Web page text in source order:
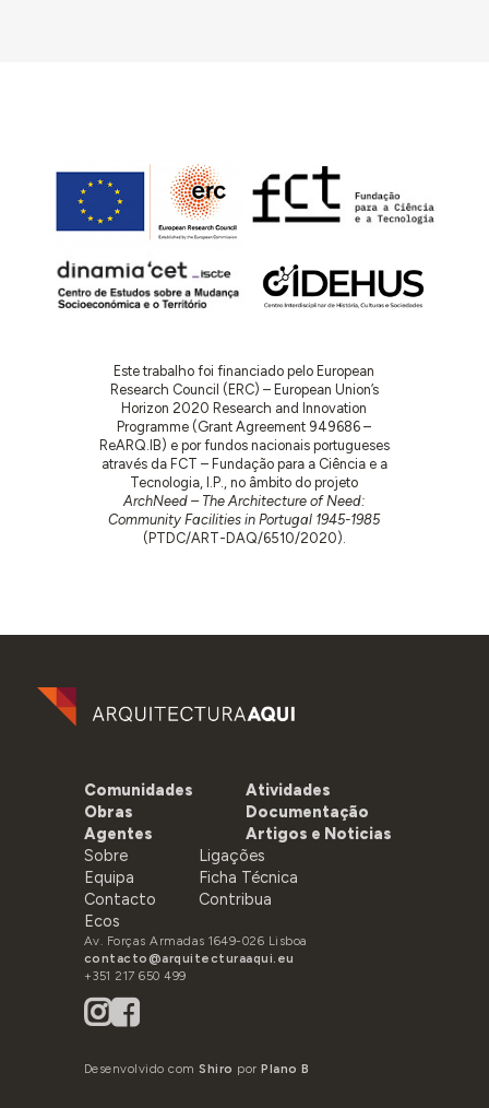
Este trabalho foi financiado pelo European
Research Council (ERC) – European Union’s
Horizon 2020 Research and Innovation
Programme (Grant Agreement 949686 –
ReARQ.IB) e por fundos nacionais portugueses
através da FCT – Fundação para a Ciência e a
Tecnologia, I.P., no âmbito do projeto
ArchNeed – The Architecture of Need:
Community Facilities in Portugal 1945-1985
(PTDC/ART-DAQ/6510/2020).
Comunidades
Obras
Agentes
Atividades
Documentação
Artigos e Noticias
Sobre
Equipa
Contacto
Ecos
Ligações
Ficha Técnica
Contribua
Av. Forças Armadas 1649-026 Lisboa
contacto@arquitecturaaqui.eu
+351 217 650 499
Desenvolvido comShiro porPlano B